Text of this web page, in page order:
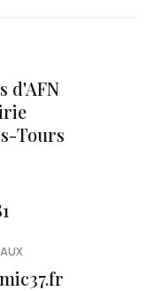
d'AFN
Tours